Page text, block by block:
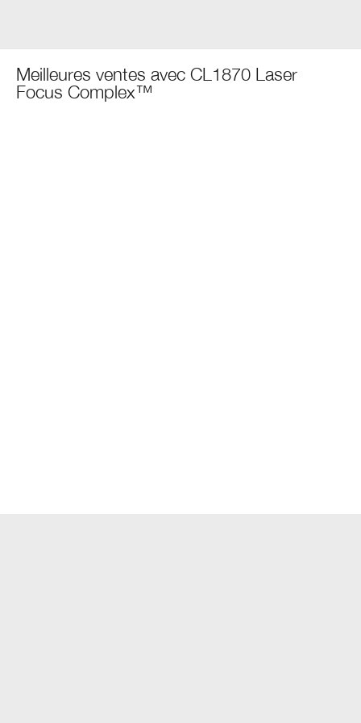
Meilleures ventes avec CL1870 Laser
Focus Complex™